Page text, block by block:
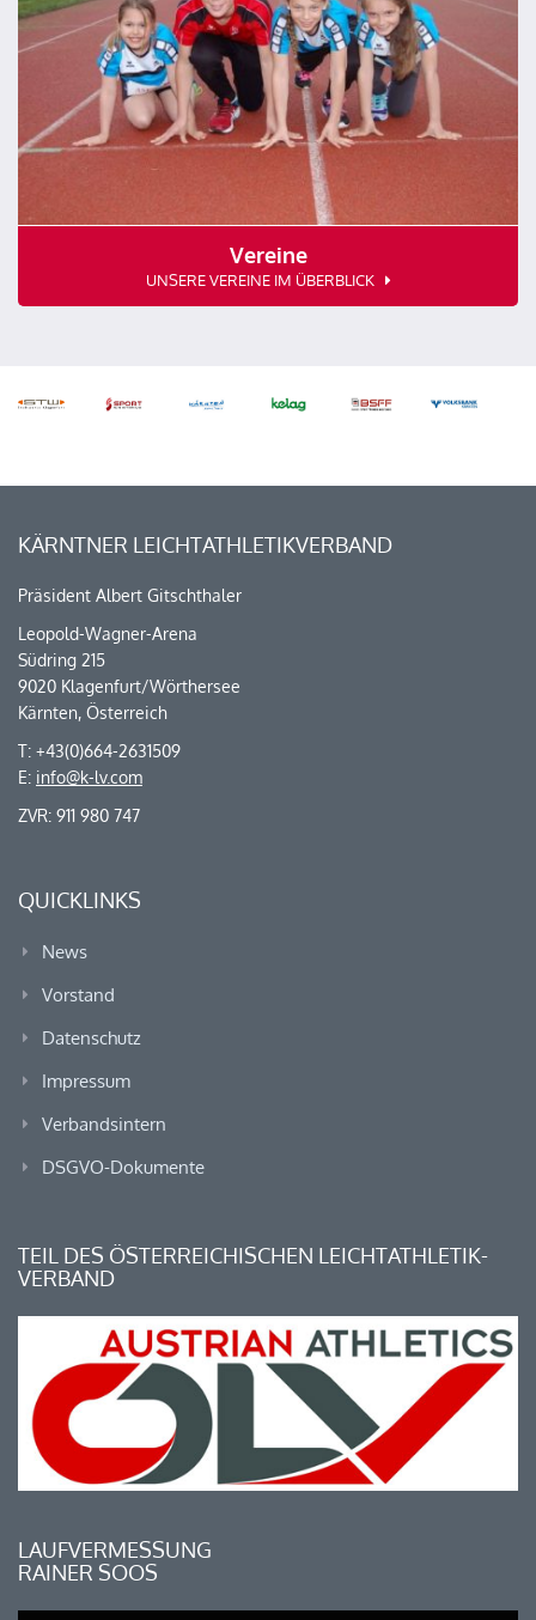
Vereine
UNSERE VEREINE IM ÜBERBLICK
KÄRNTNER LEICHTATHLETIKVERBAND
Präsident Albert Gitschthaler
Leopold-Wagner-Arena
Südring 215
9020 Klagenfurt/Wörthersee
Kärnten, Österreich
T: +43(0)664-2631509
E: info@k-lv.com
ZVR: 911 980 747
QUICKLINKS
News
Vorstand
Datenschutz
Impressum
Verbandsintern
DSGVO-Dokumente
TEIL DES ÖSTERREICHISCHEN LEICHTATHLETIK-
VERBAND
LAUFVERMESSUNG
RAINER SOOS